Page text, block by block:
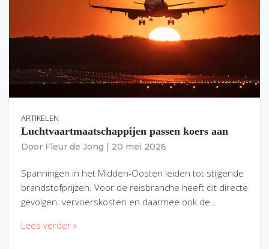
ARTIKELEN
Luchtvaartmaatschappijen passen koers aan
Door Fleur de Jong 20 mei 2026
Spanningen in het Midden-Oosten leiden tot stijgende
brandstofprijzen. Voor de reisbranche heeft dit directe
gevolgen: vervoerskosten en daarmee ook de…
Lees verder »